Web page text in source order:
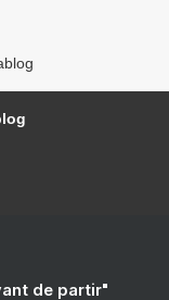
de partir"